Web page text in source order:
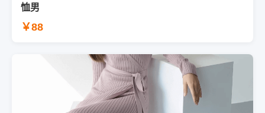
恤男
￥88